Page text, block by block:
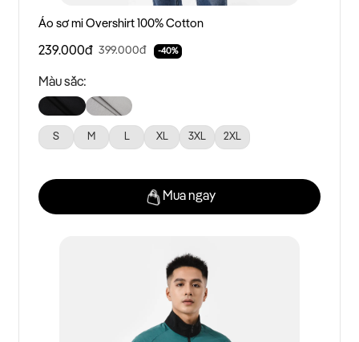
Áo sơ mi Overshirt 100% Cotton
239.000đ 399.000đ -40%
Màu sắc:
S M L XL 3XL 2XL
Mua ngay